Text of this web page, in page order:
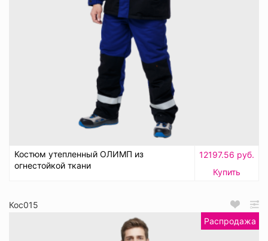
Костюм утепленный ОЛИМП из
огнестойкой ткани
12197.56 руб.
Купить
Кос015
Распродажа